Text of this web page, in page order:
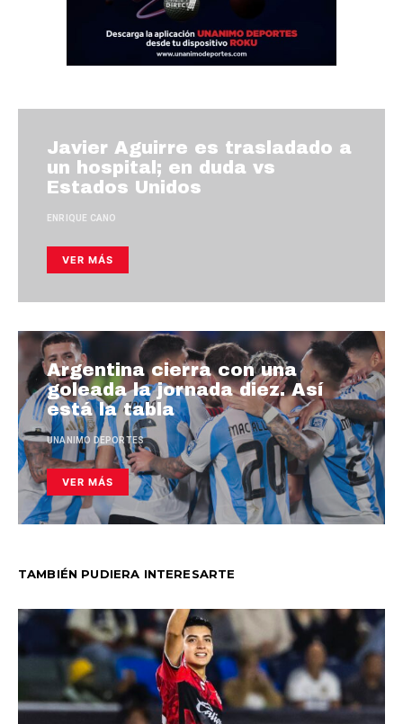
Javier Aguirre es trasladado a
un hospital; en duda vs
Estados Unidos
ENRIQUE CANO
VER MÁS
Argentina cierra con una
goleada la jornada diez. Así
está la tabla
UNANIMO DEPORTES
VER MÁS
TAMBIÉN PUDIERA INTERESARTE